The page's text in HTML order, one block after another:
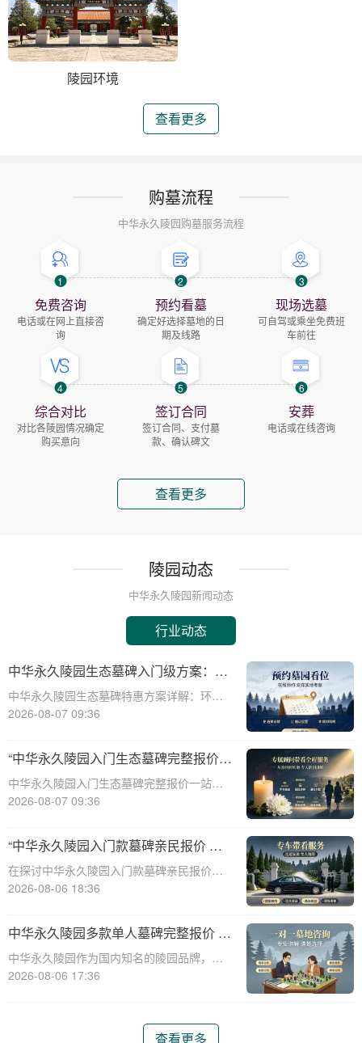
陵园环境
查看更多
购墓流程
中华永久陵园购墓服务流程
1
免费咨询
电话或在网上直接咨
询
2
预约看墓
确定好选择墓地的日
期及线路
3
现场选墓
可自驾或乘坐免费班
车前往
4
综合对比
对比各陵园情况确定
购买意向
5
签订合同
签订合同、支付墓
款、确认碑文
6
安葬
电话或在线咨询
查看更多
陵园动态
中华永久陵园新闻动态
行业动态
中华永久陵园生态墓碑入门级方案：完
整报价与一站式服务打包特惠解析
中华永久陵园生态墓碑特惠方案详解：环
保、经济、个性化选择☎ 中华永久陵园电
提升，选择一个环保且经济的陵园及墓碑成
为许多家庭的考虑。中华永久陵园，作
2026-08-07 09:36
“中华永久陵园入门生态墓碑完整报价
一站式服务打包特惠详解”
中华永久陵园入门生态墓碑完整报价一站式
服务打包特惠详解☎ 中华永久陵园电话:400-
之一，一直致力于提供高品质、个性化的墓
碑服务。生态墓碑作为一种环保、
2026-08-07 09:36
“中华永久陵园入门款墓碑亲民报价 一
次性付清享折上折：超值优惠与便捷选
择的完美结合”
在探讨中华永久陵园入门款墓碑亲民报价这
一主题时，我们首先需要理解墓碑选择的重
对逝者的纪念，也是对生者情感的寄托。因
此，选择一款既符合预算又具有纪念意义的
墓碑显得尤
2026-08-06 18:36
中华永久陵园多款单人墓碑完整报价 淡
季下单直降数千元详解
中华永久陵园作为国内知名的陵园品牌，提
供多种单人墓碑选择，满足不同客户的需
元的优惠政策，帮助消费者做出明智的选
2026-08-06 17:36
查看更多